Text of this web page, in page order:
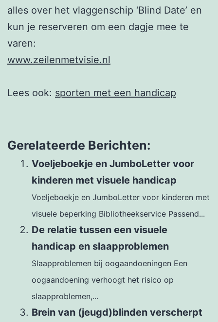
alles over het vlaggenschip ‘Blind Date’ en
kun je reserveren om een dagje mee te
varen:
www.zeilenmetvisie.nl
Lees ook: sporten met een handicap
Gerelateerde Berichten:
Voeljeboekje en JumboLetter voor
kinderen met visuele handicap
Voeljeboekje en JumboLetter voor kinderen met
visuele beperking Bibliotheekservice Passend...
De relatie tussen een visuele
handicap en slaapproblemen
Slaapproblemen bij oogaandoeningen Een
oogaandoening verhoogt het risico op
slaapproblemen,...
Brein van (jeugd)blinden verscherpt